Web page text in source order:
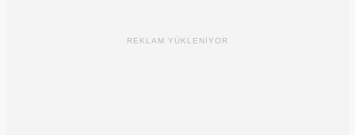
REKLAM YÜKLENİYOR